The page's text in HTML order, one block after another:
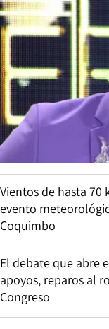
Vientos de hasta 70
evento
Coquimbo
El debate que abre
apoyos, reparos al
Congreso